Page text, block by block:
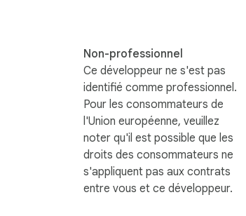
Whats Direct Message, WA Self Sender,
address book with a click. Try WA Web plus
personalized messages is an independent
Non-professionnel
Ce développeur ne s'est pas
identifié comme professionnel.
Pour les consommateurs de
l'Union européenne, veuillez
noter qu'il est possible que les
droits des consommateurs ne
s'appliquent pas aux contrats
entre vous et ce développeur.